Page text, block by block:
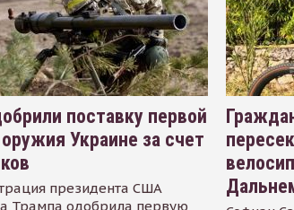
поставку первой
Украине за счет
президента США
Трампа одобрила первую